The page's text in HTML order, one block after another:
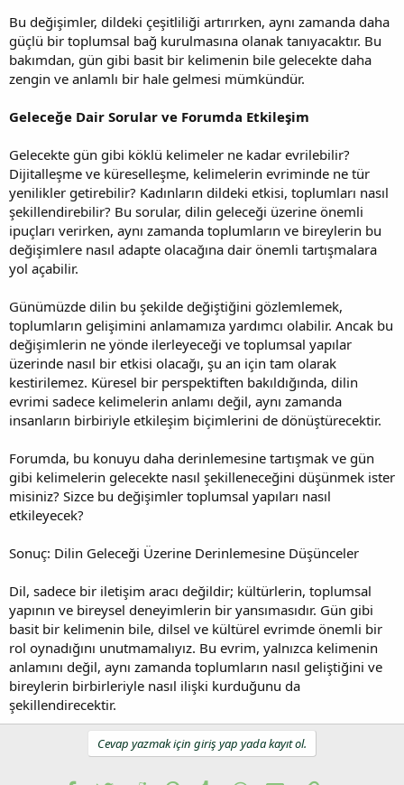
Bu değişimler, dildeki çeşitliliği artırırken, aynı zamanda daha
güçlü bir toplumsal bağ kurulmasına olanak tanıyacaktır. Bu
bakımdan, gün gibi basit bir kelimenin bile gelecekte daha
zengin ve anlamlı bir hale gelmesi mümkündür.
Geleceğe Dair Sorular ve Forumda Etkileşim
Gelecekte gün gibi köklü kelimeler ne kadar evrilebilir?
Dijitalleşme ve küreselleşme, kelimelerin evriminde ne tür
yenilikler getirebilir? Kadınların dildeki etkisi, toplumları nasıl
şekillendirebilir? Bu sorular, dilin geleceği üzerine önemli
ipuçları verirken, aynı zamanda toplumların ve bireylerin bu
değişimlere nasıl adapte olacağına dair önemli tartışmalara
yol açabilir.
Günümüzde dilin bu şekilde değiştiğini gözlemlemek,
toplumların gelişimini anlamamıza yardımcı olabilir. Ancak bu
değişimlerin ne yönde ilerleyeceği ve toplumsal yapılar
üzerinde nasıl bir etkisi olacağı, şu an için tam olarak
kestirilemez. Küresel bir perspektiften bakıldığında, dilin
evrimi sadece kelimelerin anlamı değil, aynı zamanda
insanların birbiriyle etkileşim biçimlerini de dönüştürecektir.
Forumda, bu konuyu daha derinlemesine tartışmak ve gün
gibi kelimelerin gelecekte nasıl şekilleneceğini düşünmek ister
misiniz? Sizce bu değişimler toplumsal yapıları nasıl
etkileyecek?
Sonuç: Dilin Geleceği Üzerine Derinlemesine Düşünceler
Dil, sadece bir iletişim aracı değildir; kültürlerin, toplumsal
yapının ve bireysel deneyimlerin bir yansımasıdır. Gün gibi
basit bir kelimenin bile, dilsel ve kültürel evrimde önemli bir
rol oynadığını unutmamalıyız. Bu evrim, yalnızca kelimenin
anlamını değil, aynı zamanda toplumların nasıl geliştiğini ve
bireylerin birbirleriyle nasıl ilişki kurduğunu da
şekillendirecektir.
Cevap yazmak için giriş yap yada kayıt ol.